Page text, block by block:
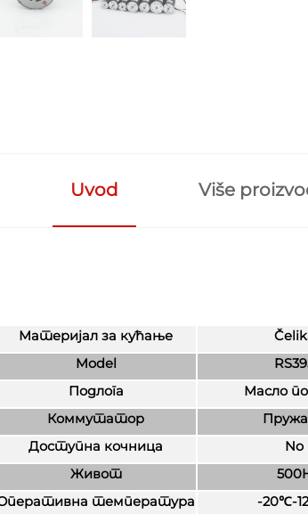
Uvod Više
Материјал за кућање
Model
Подлога
Масло
Коммутатор
Доступна кочница
No
Живот
температура -20℃-